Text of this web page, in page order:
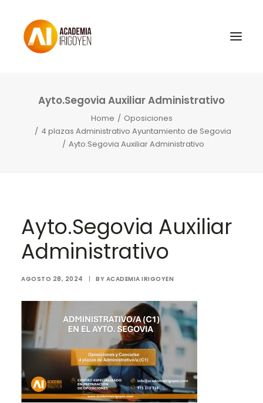
Oposiciones
Libros
Trabaja con nosotros
BuscaOpos 🔎
Aula virtual
Cart
Ayto.Segovia Auxiliar Administrativo
Home
Oposiciones
4 plazas Administrativo Ayuntamiento de Segovia
Ayto.Segovia Auxiliar Administrativo
Ayto.Segovia Auxiliar
Administrativo
AGOSTO 28, 2024 | BY ACADEMIA IRIGOYEN